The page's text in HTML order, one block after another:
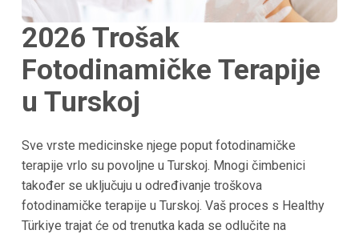
2026 Trošak
Fotodinamičke Terapije
u Turskoj
Sve vrste medicinske njege poput fotodinamičke
terapije vrlo su povoljne u Turskoj. Mnogi čimbenici
također se uključuju u određivanje troškova
fotodinamičke terapije u Turskoj. Vaš proces s Healthy
Türkiye trajat će od trenutka kada se odlučite na